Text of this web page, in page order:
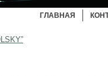
ГЛАВНАЯ